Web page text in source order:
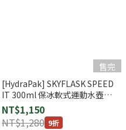
售完
[HydraPak] SKYFLASK SPEED
IT 300ml 保冰軟式運動水壺
(PSPI355)
NT$1,150
NT$1,280 9折